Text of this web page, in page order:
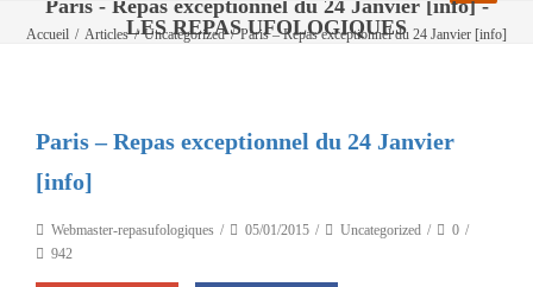
Paris - Repas exceptionnel du 24 Janvier [info] -
LES REPAS UFOLOGIQUES
Accueil / Articles / Uncategorized / Paris – Repas exceptionnel du 24 Janvier [info]
Paris – Repas exceptionnel du 24 Janvier
[info]
Webmaster-repasufologiques 05/01/2015 Uncategorized
0
942